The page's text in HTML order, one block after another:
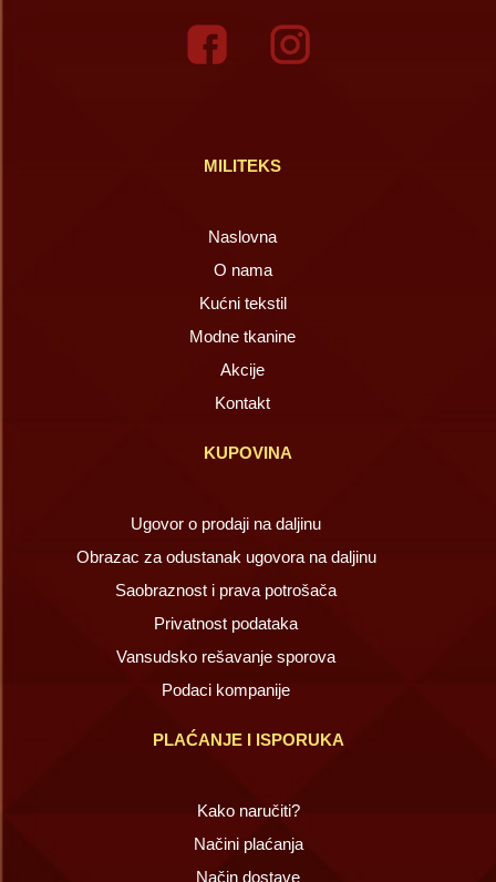
MILITEKS
Naslovna
O nama
Kućni tekstil
Modne tkanine
Akcije
Kontakt
KUPOVINA
Ugovor o prodaji na daljinu
Obrazac za odustanak ugovora na daljinu
Saobraznost i prava potrošača
Privatnost podataka
Vansudsko rešavanje sporova
Podaci kompanije
PLAĆANJE I ISPORUKA
Kako naručiti?
Načini plaćanja
Način dostave